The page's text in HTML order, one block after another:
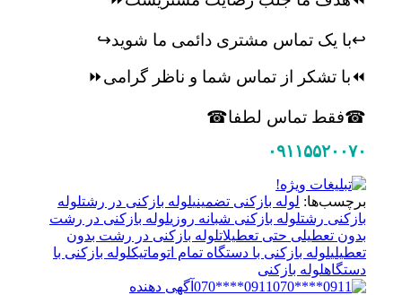
↩️با یک تماس مشتری دائمی ما شوید↪️
⏪با تشکر از تماس شما و ناظر گرامی⏩
☎فقط تماس لطفا☎
۰۹۱۱۵۵۲۰۰۷۰
برچسب‌ها:لوله بازکنی تضمینیلوله بازکنی در رشت لوله
بازکنی رشت لوله بازکنی شبانه روزیلوله بازکنی در رشت
بدون تعطیلی حتی تعطیلاتلوله بازکنی در رشت بدون
تعطیلیلوله بازکنی با دستگاه تمام اتوماتیکلوله بازکنی با
دستگاهلوله بازکنی
0911****070
آگهی دهنده